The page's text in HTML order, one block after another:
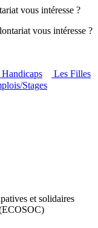
vous intéresse ?
vous intéresse ?
Handicaps
Les Filles
Stages
et solidaires